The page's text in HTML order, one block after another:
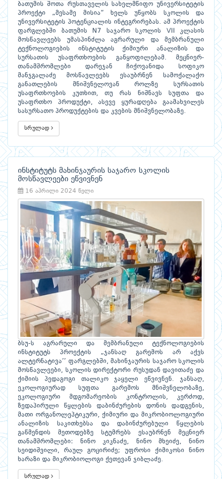
ბათუმის შოთა რუსთაველის სახელმწიფო უნივერსიტეტის
პროექტი „მესამე მისია“ ხელს უწყობს სკოლის და
უნივერსიტეტის პოტენციალის ინტეგრირებას. ამ პროექტის
ფარგლებში ბათუმის N7 საჯარო სკოლის VII კლასის
მოსწავლეებს უმასპინძლა აგრარული და მემბრანული
ტექნოლოგიების ინსტიტუტის ქიმიური ანალიზის და
სურსათის უსაფრთხოების განყოფილებამ. მეცნიერ-
თანამშრომლები დარეჯან ჩიქოვანიდა სოფიკო
მანჯგალაძე მოსწავლეებს ესაუბრნენ სამოქალაქო
განათლების მნიშვნელოვან როლზე სურსათის
უსაფრთხოების კუთხით, თუ რას ნიშნავს სუფთა და
უსაფრთხო პროდუქტი, ასევე ყურადღება გაამახვილეს
სასურსათო პროდუქტების და კვების მნიშვნელობაზე.
სრულად
ინსტიტუტს მახინჯაურის საჯარო სკოლის
მოსწავლეები ეწვივნენ
16 აპრილი 2024 წელი
ბსუ-ს აგრარული და მემბრანული ტექნოლოგიების
ინსტიტუტს პროექტის „ჯანსაღ გარემოს არ აქვს
ალტერნატივა’’ ფარგლებში, მახინჯაურის საჯარო სკოლის
მოსწავლეები, სკოლის დირექტორი რუსუდან დავითაძე და
ქიმიის პედაგოგი თალიკო ჯაყელი ეწვივნენ. ჯანსაღ,
ეკოლოგიურად სუფთა გარემოს მნიშვნელობაზე,
ეკოლოგიური მდგომარეობის კონტროლის, კერძოდ,
ზედაპირული წყლების დაბინძურების დონის დადგენის,
მათი ორგანოლეპტიკური, ქიმიური და მიკრობიოლოგიური
ანალიზის საკითხებსა და დაბინძურებული წყლების
გაწმენდის მეთოდებზე სტუმრებს ესაუბრნენ მეცნიერ
თანამშრომლები: ნინო კიკნაძე, ნინო მხეიძე, ნინო
სეიდიშვილი, რაულ გოცირიძე; უფროსი ქიმიკოსი ნინო
ხარაზი და მიკრობიოლოგი ქეთევან ჯიბლაძე.
სრულად